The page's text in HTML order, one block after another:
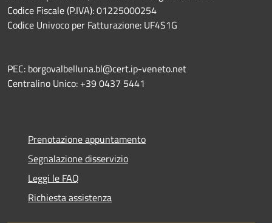
Codice Fiscale (P.IVA): 01225000254
Codice Univoco per Fatturazione: UF4S1G
PEC: borgovalbelluna.bl@cert.ip-veneto.net
Centralino Unico: +39 0437 5441
Prenotazione appuntamento
Segnalazione disservizio
Leggi le FAQ
Richiesta assistenza